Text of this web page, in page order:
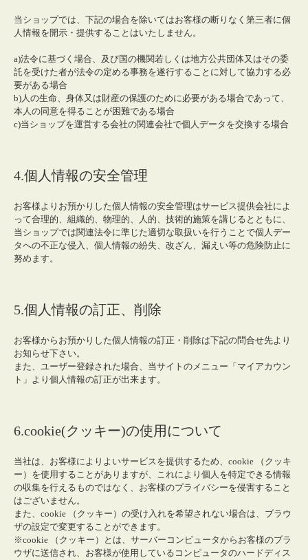
当ショップでは、下記の場合を除いてはお客様の断りなく第三者に個
人情報を開示・提供することはいたしません。
a)法令に基づく場合、及び国の機関若しくは地方公共団体又はその委
託を受けた者が法令の定める事務を遂行することに対して協力する必
要がある場合
b)人の生命、身体又は財産の保護のために必要がある場合であって、
本人の同意を得ることが困難である場合
c)当ショップを運営する会社の関連会社で個人データを交換する場合
4.個人情報の安全管理
お客様よりお預かりした個人情報の安全管理はサービス提供会社によ
って合理的、組織的、物理的、人的、技術的施策を講じるとともに、
当ショップでは関連法令に準じた適切な取扱いを行うことで個人デー
タへの不正な侵入、個人情報の紛失、改ざん、漏えい等の危険防止に
努めます。
5.個人情報の訂正、削除
お客様からお預かりした個人情報の訂正・削除は下記の問合せ先より
お知らせ下さい。
また、ユーザー登録された場合、当サイトのメニュー「マイアカウン
ト」より個人情報の訂正が出来ます。
6.cookie(クッキー)の使用について
当社は、お客様によりよいサービスを提供するため、cookie （クッキ
ー）を使用することがありますが、これにより個人を特定できる情報
の収集を行えるものではなく、お客様のプライバシーを侵害すること
はございません。
また、cookie （クッキー）の受け入れを希望されない場合は、ブラウ
ザの設定で変更することができます。
※cookie （クッキー）とは、サーバーコンピュータからお客様のブラ
ウザに送信され、お客様が使用しているコンピュータのハードディス